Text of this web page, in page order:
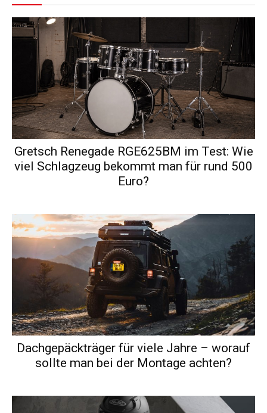
Gretsch Renegade RGE625BM im Test: Wie
viel Schlagzeug bekommt man für rund 500
Euro?
Dachgepäckträger für viele Jahre – worauf
sollte man bei der Montage achten?